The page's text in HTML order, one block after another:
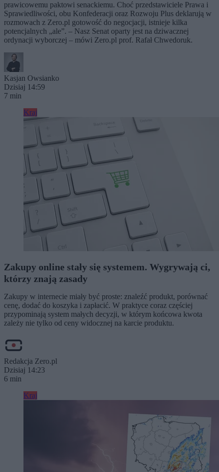
prawicowemu paktowi senackiemu. Choć przedstawiciele Prawa i
Sprawiedliwości, obu Konfederacji oraz Rozwoju Plus deklarują w
rozmowach z Zero.pl gotowość do negocjacji, istnieje kilka
potencjalnych „ale”. – Nasz Senat oparty jest na dziwacznej
ordynacji wyborczej – mówi Zero.pl prof. Rafał Chwedoruk.
Kasjan Owsianko
Dzisiaj 14:59
7 min
Kraj
Zakupy online stały się systemem. Wygrywają ci,
którzy znają zasady
Zakupy w internecie miały być proste: znaleźć produkt, porównać
cenę, dodać do koszyka i zapłacić. W praktyce coraz częściej
przypominają system małych decyzji, w którym końcowa kwota
zależy nie tylko od ceny widocznej na karcie produktu.
Redakcja Zero.pl
Dzisiaj 14:23
6 min
Kraj